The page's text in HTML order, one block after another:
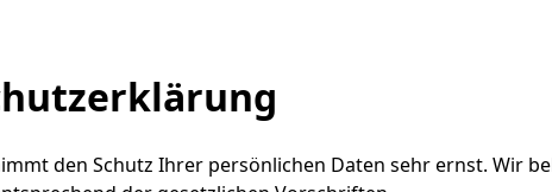
den Schutz Ihrer persönlichen Daten sehr ernst. Wir